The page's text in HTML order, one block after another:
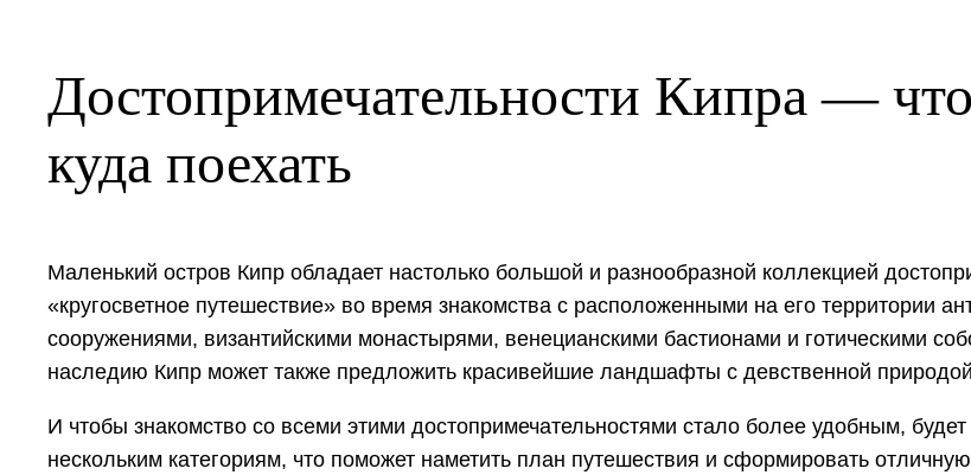
Достопримечательности Кипра —
куда поехать
Маленький остров Кипр обладает настолько большой и разнообразной коллекцией
«кругосветное путешествие» во время знакомства с расположенными на его территории
сооружениями, византийскими монастырями, венецианскими бастионами и готическими
наследию Кипр может также предложить красивейшие ландшафты с девственной
И чтобы знакомство со всеми этими достопримечательностями стало более удобным,
нескольким категориям, что поможет наметить план путешествия и сформировать